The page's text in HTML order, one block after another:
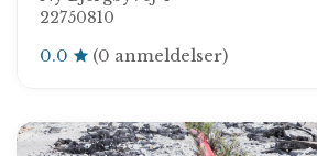
22750810
0.0 (0 anmeldelser)